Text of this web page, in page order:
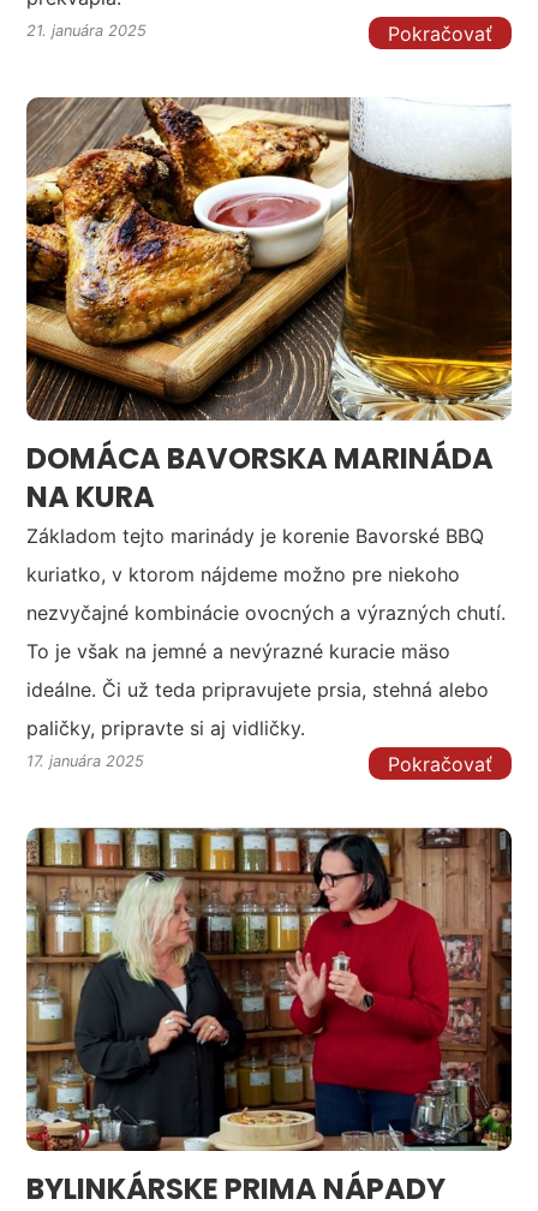
21. januára 2025
Pokračovať
17. januára 2025
DOMÁCA BAVORSKA MARINÁDA
NA KURA
Základom tejto marinády je korenie Bavorské BBQ
kuriatko, v ktorom nájdeme možno pre niekoho
nezvyčajné kombinácie ovocných a výrazných chutí.
To je však na jemné a nevýrazné kuracie mäso
ideálne. Či už teda pripravujete prsia, stehná alebo
paličky, pripravte si aj vidličky.
Pokračovať
BYLINKÁRSKE PRIMA NÁPADY